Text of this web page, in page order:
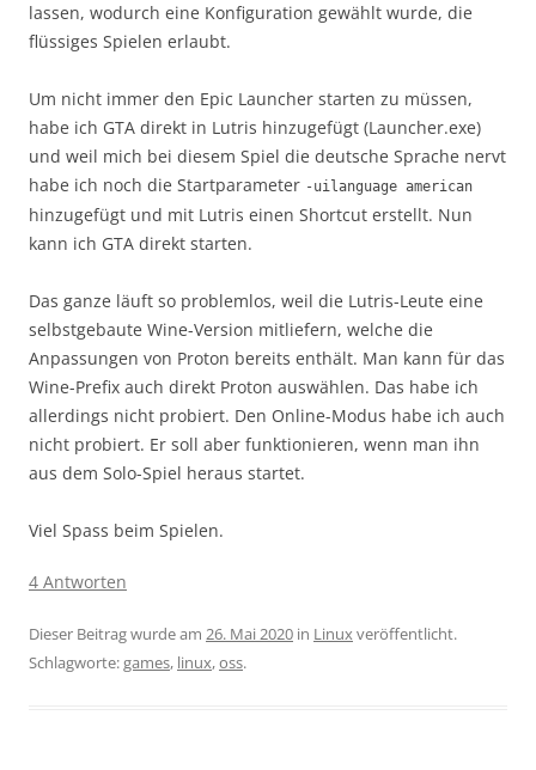
lassen, wodurch eine Konfiguration gewählt wurde, die
flüssiges Spielen erlaubt.
Um nicht immer den Epic Launcher starten zu müssen,
habe ich GTA direkt in Lutris hinzugefügt (Launcher.exe)
und weil mich bei diesem Spiel die deutsche Sprache nervt
habe ich noch die Startparameter -uilanguage american
hinzugefügt und mit Lutris einen Shortcut erstellt. Nun
kann ich GTA direkt starten.
Das ganze läuft so problemlos, weil die Lutris-Leute eine
selbstgebaute Wine-Version mitliefern, welche die
Anpassungen von Proton bereits enthält. Man kann für das
Wine-Prefix auch direkt Proton auswählen. Das habe ich
allerdings nicht probiert. Den Online-Modus habe ich auch
nicht probiert. Er soll aber funktionieren, wenn man ihn
aus dem Solo-Spiel heraus startet.
Viel Spass beim Spielen.
4 Antworten
Dieser Beitrag wurde am 26. Mai 2020 in Linuxveröffentlicht.
Schlagworte:games, linux,oss.